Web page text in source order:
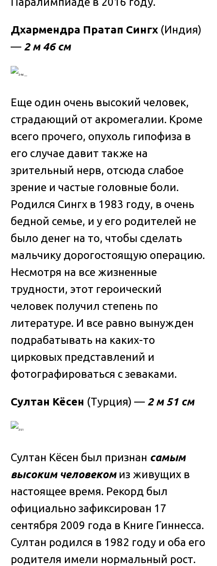
Дхармендра Пратап Сингх (Индия)
— 2 м 46 см
Еще один очень высокий человек,
страдающий от акромегалии. Кроме
всего прочего, опухоль гипофиза в
его случае давит также на
зрительный нерв, отсюда слабое
зрение и частые головные боли.
Родился Сингх в 1983 году, в очень
бедной семье, и у его родителей не
было денег на то, чтобы сделать
мальчику дорогостоящую операцию.
Несмотря на все жизненные
трудности, этот героический
человек получил степень по
литературе. И все равно вынужден
подрабатывать на каких-то
цирковых представлений и
фотографироваться с зеваками.
Султан Кёсен (Турция) — 2 м 51 см
Султан Кёсен был признан самым
высоким человекомиз живущих в
настоящее время. Рекорд был
официально зафиксирован 17
сентября 2009 года в Книге Гиннесса.
Султан родился в 1982 году и оба его
родителя имели нормальный рост.